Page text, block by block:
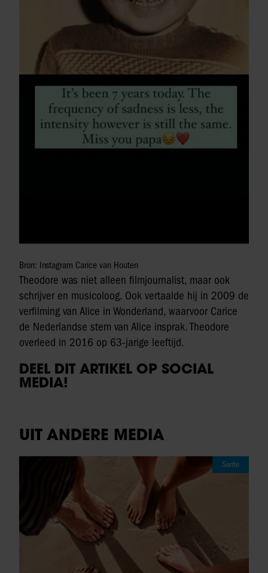
Bron: Instagram Carice van Houten
Theodore was niet alleen filmjournalist, maar ook
schrijver en musicoloog. Ook vertaalde hij in 2009 de
verfilming van Alice in Wonderland, waarvoor Carice
de Nederlandse stem van Alice insprak. Theodore
overleed in 2016 op 63-jarige leeftijd.
DEEL DIT ARTIKEL OP SOCIAL
MEDIA!
UIT ANDERE MEDIA
Sante